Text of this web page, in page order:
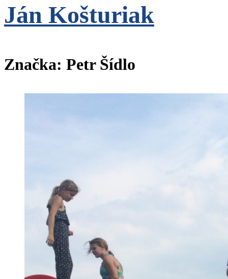
Ján Košturiak
Značka: Petr Šídlo